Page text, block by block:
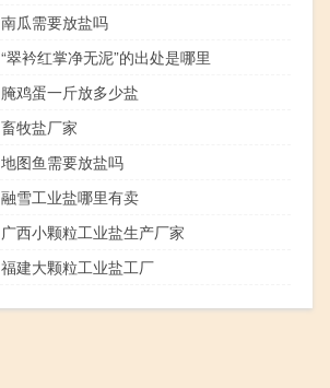
南瓜需要放盐吗
“翠衿红掌净无泥”的出处是哪里
腌鸡蛋一斤放多少盐
畜牧盐厂家
地图鱼需要放盐吗
融雪工业盐哪里有卖
广西小颗粒工业盐生产厂家
福建大颗粒工业盐工厂